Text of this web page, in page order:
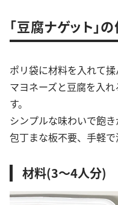
「豆腐ナゲット
ポリ袋に材料を入れて揉
マヨネーズと豆腐を入
す。
シンプルな味わいで飽き
包丁まな板不要、手軽で
材料(3～4人分)